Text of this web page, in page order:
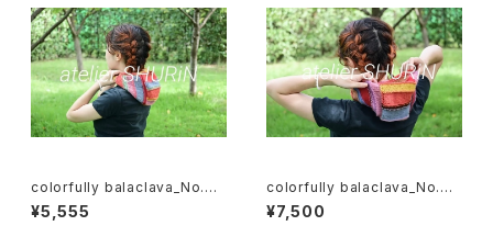
colorfully balaclava_No.05
バラクラバ
¥5,555
colorfully balaclava_No.04
バラクラバ
¥7,500